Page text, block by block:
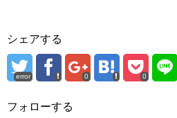
シェアする
error 0 0
フォローする